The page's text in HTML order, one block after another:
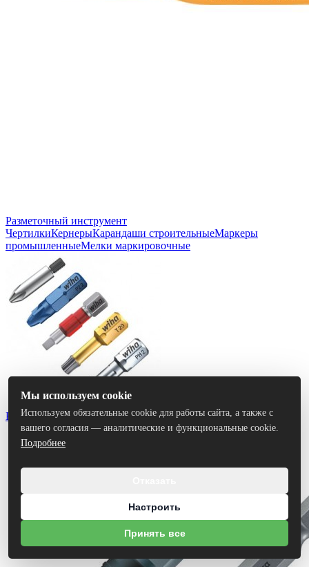
Разметочный инструмент
ЧертилкиКернерыКарандаши строительныеМаркеры
промышленныеМелки маркировочные
Биты
Мы используем cookie
Используем обязательные cookie для работы сайта, а также с
вашего согласия — аналитические и функциональные cookie.
Подробнее
Настроить
Принять все